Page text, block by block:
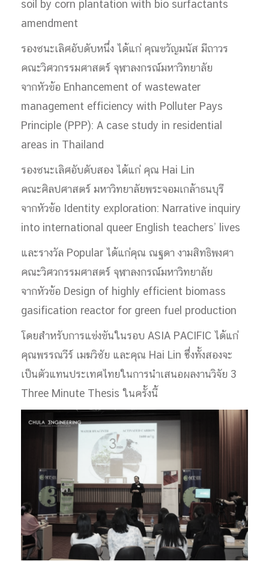
soil by corn plantation with bio surfactants
amendment
รองชนะเลิศอับดับหนึ่ง ได้แก่ คุณขวัญมนัส มีถาวร
คณะวิศวกรรมศาสตร์ จุฬาลงกรณ์มหาวิทยาลัย
จากหัวข้อ Enhancement of wastewater
management efficiency with Polluter Pays
Principle (PPP): A case study in residential
areas in Thailand
รองชนะเลิศอับดับสอง ได้แก่ คุณ Hai Lin
คณะศิลปศาสตร์ มหาวิทยาลัยพระจอมเกล้าธนบุรี
จากหัวข้อ Identity exploration: Narrative inquiry
into international queer English teachers’ lives
และรางวัล Popular ได้แก่คุณ ณฐดา งามสิทธิพงศา
คณะวิศวกรรมศาสตร์ จุฬาลงกรณ์มหาวิทยาลัย
จากหัวข้อ Design of highly efficient biomass
gasification reactor for green fuel production
โดยสำหรับการแข่งขันในรอบ ASIA PACIFIC ได้แก่
คุณพรรณวีร์ เมฆวิชัย และคุณ Hai Lin ซึ่งทั้งสองจะ
เป็นตัวแทนประเทศไทยในการนำเสนอผลงานวิจัย 3
Three Minute Thesis ในครั้งนี้